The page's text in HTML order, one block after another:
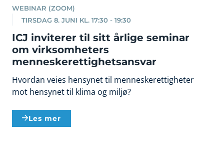
WEBINAR (ZOOM)
TIRSDAG 8. JUNI KL. 17:30 - 19:30
ICJ inviterer til sitt årlige seminar
om virksomheters
menneskerettighetsansvar
Hvordan veies hensynet til menneskerettigheter
mot hensynet til klima og miljø?
Les mer